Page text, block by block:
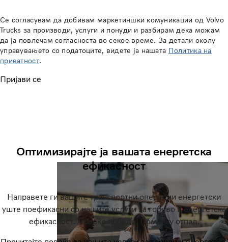
Се согласувам да добивам маркетиншки комуникации од Volvo
Trucks за производи, услуги и понуди и разбирам дека можам
да ја повлечам согласноста во секое време. За детали околу
управувањето со податоците, видете ја нашата Политика на
приватност.
Пријави се
Оптимизирајте ја вашата енергетска
ефикасност
Направете ги вашите транспортни операции енергетски
уште поефикасни со нашите услуги за гориво и енергетска
ефикасност. Повеќе победи. Помалку отпад.